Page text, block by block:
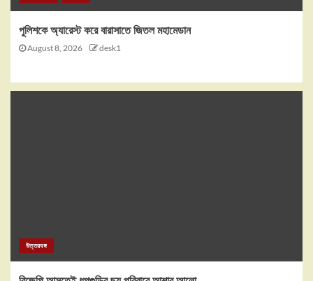
পুলিশকে অ্যারেস্ট করে বারাসাতে জিতল মহামেডান
August 8, 2026 desk1
উত্তরবঙ্গ